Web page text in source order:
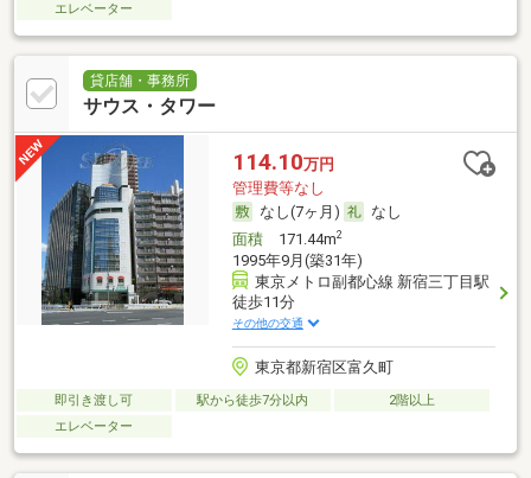
エレベーター
貸店舗・事務所
サウス・タワー
114.10万円
管理費等なし
なし(7ヶ月)
なし
面積171.44m2
1995年9月(築31年)
東京メトロ副都心線 新宿三丁目駅
徒歩11分
その他の交通
東京都新宿区富久町
即引き渡し可 駅から徒歩7分以内
2階以上
エレベーター